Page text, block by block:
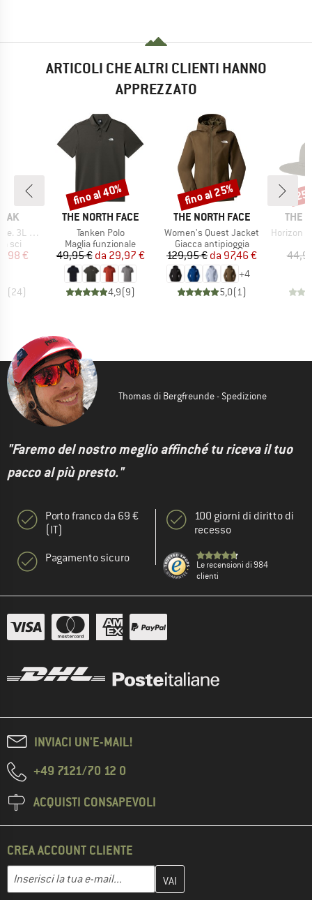
ARTICOLI CHE ALTRI CLIENTI HANNO
APPREZZATO
Pants
sci
ridotto
€
(24)
MARCHIO
THE NORTH FACE
Articolo
Tanken Polo
Gruppo di prodotti
Maglia funzionale
Prezzo
49,95 € Prezzo ridotto
da 29,97 €
4,9(9)
Sconto
fino al 40%
MARCHIO
THE NORTH FACE
Articolo
Women's Quest Jacket
Gruppo di prodotti
Giacca antipioggia
Prezzo
129,95 € Prezzo ridotto
da 97,46 €
+4
5,0(1)
Sconto
fino al 25%
THE
Articolo
Horizon
Thomas di Bergfreunde - Spedizione
"Faremo del nostro meglio affinché tu riceva il tuo
pacco al più presto."
Porto franco da 69 €
(IT)
Pagamento sicuro
100 giorni di diritto di
recesso
Le recensioni di 984
clienti
INVIACI UN'E-MAIL!
+49 7121/70 12 0
ACQUISTI CONSAPEVOLI
CREA ACCOUNT CLIENTE
Indirizzo e-mail
Inserisci qui il tuo indirizzo e-mail e crea il tuo account cliente